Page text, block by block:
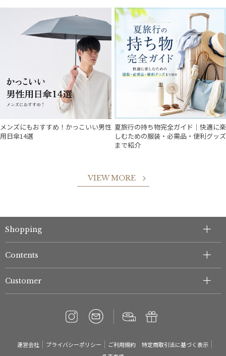
メンズにもおすすめ！かっこいい男性
用日傘14選
夏旅行の持ち物完全ガイド｜快適に楽
しむための服装・必需品・便利グッズ
まで紹介
VIEW MORE
Shopping
Contents
Customer
運営会社 プライバシーポリシー ご利用規約
特定商取引法に基づく表示